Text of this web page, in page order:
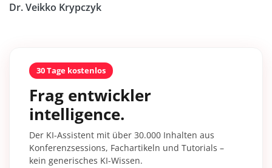
Dr. Veikko Krypczyk
30 Tage kostenlos
Frag entwickler
intelligence.
Der KI-Assistent mit über 30.000 Inhalten aus
Konferenzsessions, Fachartikeln und Tutorials –
kein generisches KI-Wissen.